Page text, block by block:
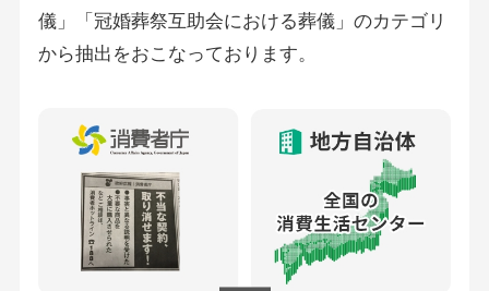
儀」「冠婚葬祭互助会における葬儀」のカテゴリ
から抽出をおこなっております。